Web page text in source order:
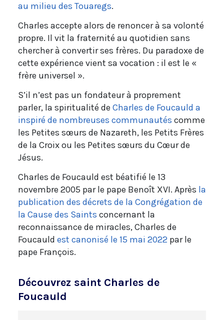
au milieu des Touaregs.
Charles accepte alors de renoncer à sa volonté
propre. Il vit la fraternité au quotidien sans
chercher à convertir ses frères. Du paradoxe de
cette expérience vient sa vocation : il est le «
frère universel ».
S’il n’est pas un fondateur à proprement
parler, la spiritualité de Charles de Foucauld a
inspiré de nombreuses communautés comme
les Petites sœurs de Nazareth, les Petits Frères
de la Croix ou les Petites sœurs du Cœur de
Jésus.
Charles de Foucauld est béatifié le 13
novembre 2005 par le pape Benoît XVI. Après la
publication des décrets de la Congrégation de
la Cause des Saints concernant la
reconnaissance de miracles, Charles de
Foucauld est canonisé le 15 mai 2022 par le
pape François.
Découvrez saint Charles de
Foucauld